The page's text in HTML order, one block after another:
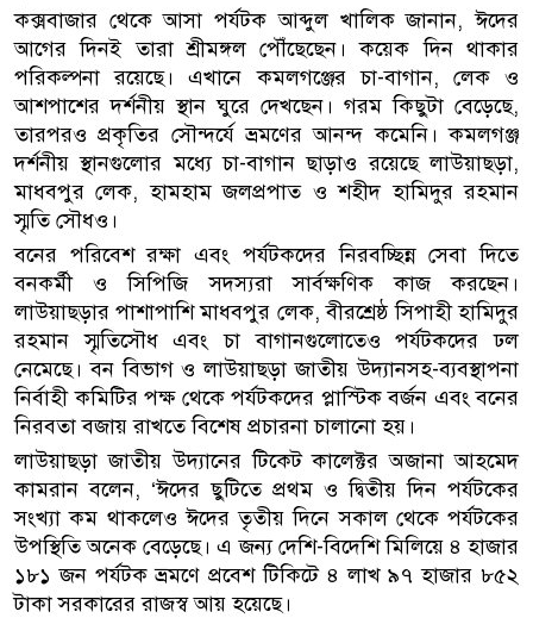
কক্সবাজার থেকে আসা পর্যটক আব্দুল খালিক জানান, ঈদের
আগের দিনই তারা শ্রীমঙ্গল পৌঁছেছেন। কয়েক দিন থাকার
পরিকল্পনা রয়েছে। এখানে কমলগঞ্জের চা-বাগান, লেক ও
আশপাশের দর্শনীয় স্থান ঘুরে দেখছেন। গরম কিছুটা বেড়েছে,
তারপরও প্রকৃতির সৌন্দর্যে ভ্রমণের আনন্দ কমেনি। কমলগঞ্জ
দর্শনীয় স্থানগুলোর মধ্যে চা-বাগান ছাড়াও রয়েছে লাউয়াছড়া,
মাধবপুর লেক, হামহাম জলপ্রপাত ও শহীদ হামিদুর রহমান
স্মৃতি সৌধও।
বনের পরিবেশ রক্ষা এবং পর্যটকদের নিরবচ্ছিন্ন সেবা দিতে
বনকর্মী ও সিপিজি সদস্যরা সার্বক্ষণিক কাজ করছেন।
লাউয়াছড়ার পাশাপাশি মাধবপুর লেক, বীরশ্রেষ্ঠ সিপাহী হামিদুর
রহমান স্মৃতিসৌধ এবং চা বাগানগুলোতেও পর্যটকদের ঢল
নেমেছে। বন বিভাগ ও লাউয়াছড়া জাতীয় উদ্যানসহ-ব্যবস্থাপনা
নির্বাহী কমিটির পক্ষ থেকে পর্যটকদের প্লাস্টিক বর্জন এবং বনের
নিরবতা বজায় রাখতে বিশেষ প্রচারনা চালানো হয়।
লাউয়াছড়া জাতীয় উদ্যানের টিকেট কালেক্টর অজানা আহমেদ
কামরান বলেন, ‘ঈদের ছুটিতে প্রথম ও দ্বিতীয় দিন পর্যটকের
সংখ্যা কম থাকলেও ঈদের তৃতীয় দিনে সকাল থেকে পর্যটকের
উপস্থিতি অনেক বেড়েছে। এ জন্য দেশি-বিদেশি মিলিয়ে ৪ হাজার
১৮১ জন পর্যটক ভ্রমণে প্রবেশ টিকিটে ৪ লাখ ৯৭ হাজার ৮৫২
টাকা সরকারের রাজস্ব আয় হয়েছে।